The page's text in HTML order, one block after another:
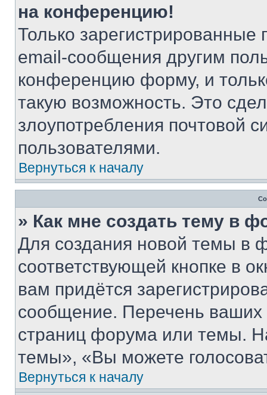
на конференцию!
Только зарегистрированные
email-сообщения другим
конференцию форму, и
такую возможность. Это
злоупотребления почтовой
пользователями.
Вернуться к началу
» Как мне создать тему в
Для создания новой темы в
соответствующей кнопке в
вам придётся
сообщение. Перечень ваших
страниц форума или темы.
темы», «Вы можете
Вернуться к началу